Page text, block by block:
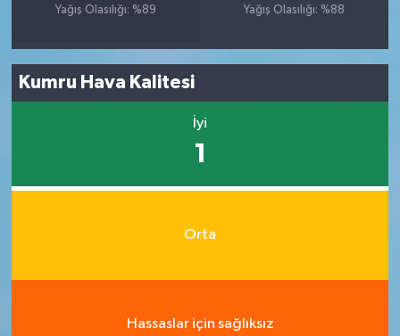
Yağış Olasılığı: %89
Yağış Olasılığı: %88
Kumru Hava Kalitesi
İyi
1
Orta
Hassaslar için sağlıksız